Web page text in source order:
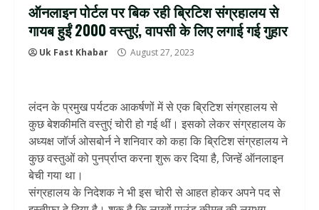
ऑनलाइन पोर्टल पर बिक रही ब्रिटिश संग्रहालय से
गायब हुईं 2000 वस्तुएं, वापसी के लिए लगाई गई गुहार
Uk Fast Khabar August 27, 2023
लंदन के प्रमुख पर्यटक आकर्षणों में से एक ब्रिटिश संग्रहालय से
कुछ बेशकीमति वस्तुएं चोरी हो गई थीं। इसको लेकर संग्रहालय के
अध्यक्ष जॉर्ज ओसबोर्न ने शनिवार को कहा कि ब्रिटिश संग्रहालय ने
कुछ वस्तुओं को पुनर्प्राप्त करना शुरू कर दिया है, जिन्हें ऑनलाइन
बेची गया था।
संग्रहालय के निदेशक ने भी इस चोरी से आहत होकर अपने पद से